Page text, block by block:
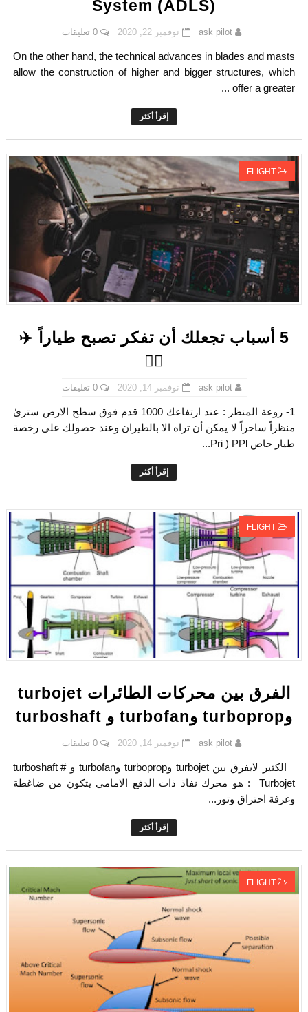
Controller-Pilot Data-Link Communications (CPDLC)
Aircraft Speed
Minimum Safe Altitude Warning (MSAW)
is Traffic Information Broadcasts by Aircraft (TIBA)?
What is V1 speed?
System (ADLS)
ask pilot نوفمبر 22, 2020 0 تعليقات
On the other hand, the technical advances in blades and masts
allow the construction of higher and bigger structures, which
offer a greater ...
إقرأ أكثر
FLIGHT
5 أسباب تجعلك أن تفكر تصبح طياراً ✈️
👨‍✈️
ask pilot نوفمبر 14, 2020 0 تعليقات
1- روعة المنظر : عند ارتفاعك 1000 قدم فوق سطح الارض سترىٰ
منظراً ساحراً لا يمكن أن تراه الا بالطيران وعند حصولك على رخصة
طيار خاص PPl ‏( Pri...
إقرأ أكثر
FLIGHT
الفرق بين محركات الطائرات turbojet
وturboprop وturbofan و turboshaft
ask pilot نوفمبر 14, 2020 0 تعليقات
الكثير لايفرق بين turbojet وturboprop وturbofan و turboshaft #
Turbojet : هو محرك نفاذ ذات الدفع الامامي يتكون من ضاغطة
وغرفة احتراق وتور...
إقرأ أكثر
FLIGHT